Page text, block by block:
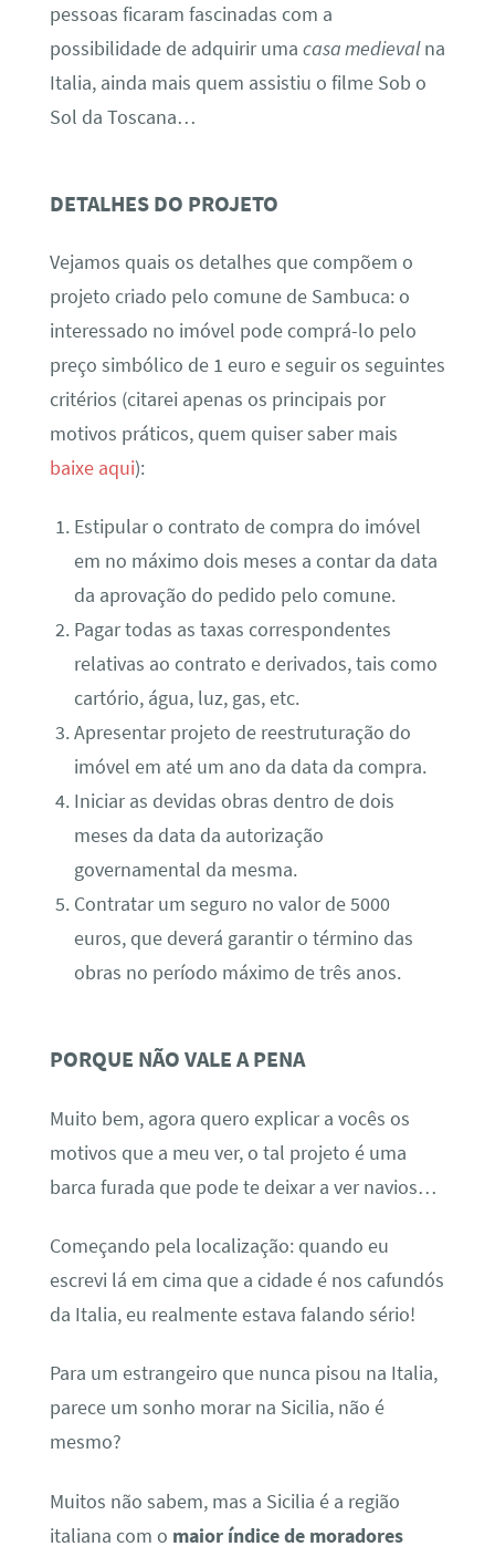
pessoas ficaram fascinadas com a
possibilidade de adquirir uma casa medievalna
Italia, ainda mais quem assistiu o filme Sob o
Sol da Toscana…
DETALHES DO PROJETO
Vejamos quais os detalhes que compõem o
projeto criado pelo comune de Sambuca: o
interessado no imóvel pode comprá-lo pelo
preço simbólico de 1 euro e seguir os seguintes
critérios (citarei apenas os principais por
motivos práticos, quem quiser saber mais
baixe aqui):
Estipular o contrato de compra do imóvel
em no máximo dois meses a contar da data
da aprovação do pedido pelo comune.
Pagar todas as taxas correspondentes
relativas ao contrato e derivados, tais como
cartório, água, luz, gas, etc.
Apresentar projeto de reestruturação do
imóvel em até um ano da data da compra.
Iniciar as devidas obras dentro de dois
meses da data da autorização
governamental da mesma.
Contratar um seguro no valor de 5000
euros, que deverá garantir o término das
obras no período máximo de três anos.
PORQUE NÃO VALE A PENA
Muito bem, agora quero explicar a vocês os
motivos que a meu ver, o tal projeto é uma
barca furada que pode te deixar a ver navios…
Começando pela localização: quando eu
escrevi lá em cima que a cidade é nos cafundós
da Italia, eu realmente estava falando sério!
Para um estrangeiro que nunca pisou na Italia,
parece um sonho morar na Sicilia, não é
mesmo?
Muitos não sabem, mas a Sicilia é a região
italiana com o maior índice de moradores